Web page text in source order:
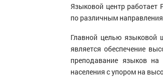
Языковой центр работает
по различным
Главной целью языковой
является обеспечение
преподавание языков
населения с упором на